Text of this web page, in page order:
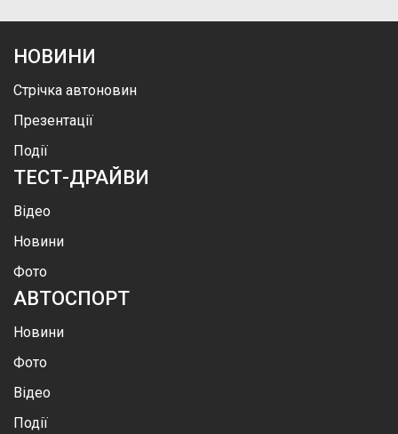
НОВИНИ
Стрічка автоновин
Презентації
Події
ТЕСТ-ДРАЙВИ
Відео
Новини
Фото
АВТОСПОРТ
Новини
Фото
Відео
Події